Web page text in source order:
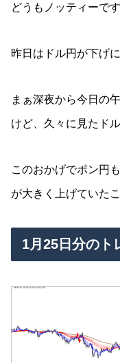
どうもノッティーです
昨日はドル円が下げ
まぁ深夜から今日の
けど、久々に見たド
このおかげでポン円
が大きく上げていた
1月25日分のト